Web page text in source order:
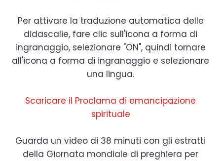
Per attivare la traduzione automatica delle
didascalie, fare clic sull'icona a forma di
ingranaggio, selezionare "ON", quindi tornare
all'icona a forma di ingranaggio e selezionare
una lingua.
Scaricare il Proclama di emancipazione
spirituale
Guarda un video di 38 minuti con gli estratti
della Giornata mondiale di preghiera per